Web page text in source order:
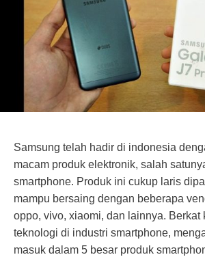
Samsung telah hadir di indonesia
macam produk elektronik, salah
smartphone. Produk ini cukup laris
mampu bersaing dengan beberapa
oppo, vivo, xiaomi, dan lainnya. Berkat
teknologi di industri smartphone,
masuk dalam 5 besar produk